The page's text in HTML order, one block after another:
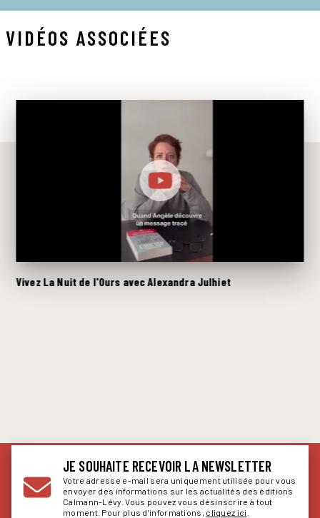
VIDÉOS ASSOCIÉES
Vivez La Nuit de l'Ours avec Alexandra Julhiet
JE SOUHAITE RECEVOIR LA NEWSLETTER
Votre adresse e-mail sera uniquement utilisée pour vous
envoyer des informations sur les actualités des éditions
Calmann-Lévy. Vous pouvez vous désinscrire à tout
moment. Pour plus d’informations, cliquez ici